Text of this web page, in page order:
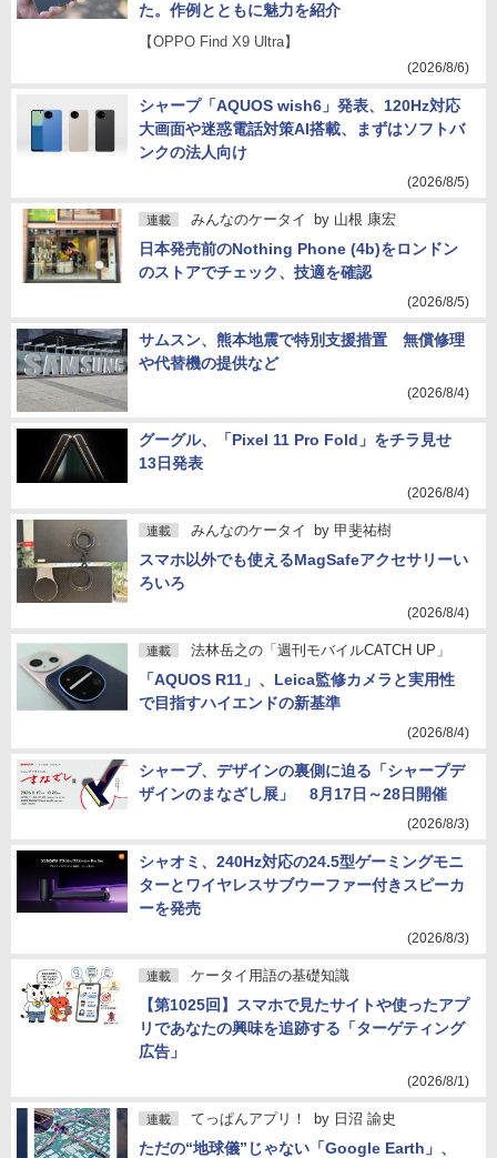
た。作例とともに魅力を紹介
【OPPO Find X9 Ultra】
(2026/8/6)
シャープ「AQUOS wish6」発表、120Hz対応
大画面や迷惑電話対策AI搭載、まずはソフトバ
ンクの法人向け
(2026/8/5)
連載 みんなのケータイ by 山根 康宏
日本発売前のNothing Phone (4b)をロンドン
のストアでチェック、技適を確認
(2026/8/5)
サムスン、熊本地震で特別支援措置 無償修理
や代替機の提供など
(2026/8/4)
グーグル、「Pixel 11 Pro Fold」をチラ見せ
13日発表
(2026/8/4)
連載 みんなのケータイ by 甲斐祐樹
スマホ以外でも使えるMagSafeアクセサリーい
ろいろ
(2026/8/4)
連載 法林岳之の「週刊モバイルCATCH UP」
「AQUOS R11」、Leica監修カメラと実用性
で目指すハイエンドの新基準
(2026/8/4)
シャープ、デザインの裏側に迫る「シャープデ
ザインのまなざし展」 8月17日～28日開催
(2026/8/3)
シャオミ、240Hz対応の24.5型ゲーミングモニ
ターとワイヤレスサブウーファー付きスピーカ
ーを発売
(2026/8/3)
連載 ケータイ用語の基礎知識
【第1025回】スマホで見たサイトや使ったアプ
リであなたの興味を追跡する「ターゲティング
広告」
(2026/8/1)
連載 てっぱんアプリ！ by 日沼 諭史
ただの“地球儀”じゃない「Google Earth」、